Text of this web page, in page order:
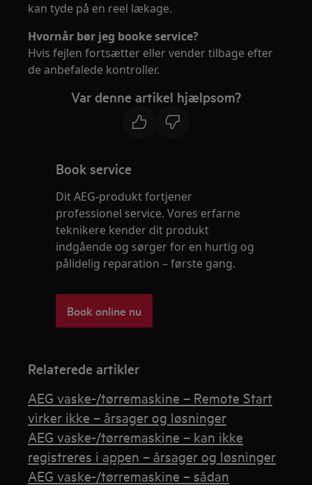
kan tyde på en reel lækage.
Hvornår bør jeg booke service?
Hvis fejlen fortsætter eller vender tilbage efter
de anbefalede kontroller.
Var denne artikel hjælpsom?
Book service
Dit AEG-produkt fortjener
professionel service. Vores erfarne
teknikere kender dit produkt
indgående og sørger for en hurtig og
pålidelig reparation – første gang.
Book online nu
Relaterede artikler
AEG vaske-/tørremaskine – Remote Start
virker ikke – årsager og løsninger
AEG vaske-/tørremaskine – kan ikke
registreres i appen – årsager og løsninger
AEG vaske-/tørremaskine – sådan